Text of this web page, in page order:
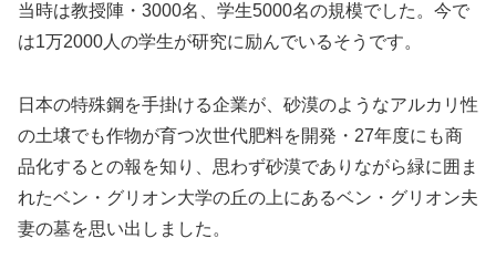
当時は教授陣・3000名、学生5000名の規模でした。今で
は1万2000人の学生が研究に励んでいるそうです。
日本の特殊鋼を手掛ける企業が、砂漠のようなアルカリ性
の土壌でも作物が育つ次世代肥料を開発・27年度にも商
品化するとの報を知り、思わず砂漠でありながら緑に囲ま
れたベン・グリオン大学の丘の上にあるベン・グリオン夫
妻の墓を思い出しました。